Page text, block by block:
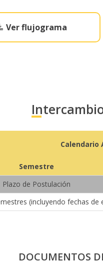
Ver flujograma
Calendario
Semestre
Plazo de Postulación
(incluyendo fechas de
DOCUMENTOS